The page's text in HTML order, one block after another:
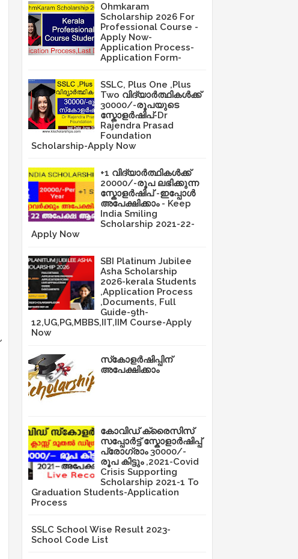
Ohmkaram
Scholarship 2026 For
Professional Course -
Apply Now-
Application Process-
Application Form-
SSLC, Plus One ,Plus
Two വിദ്യാർത്ഥികൾക്ക്
30000/-രൂപയുടെ
സ്കോളർഷിപ്-Dr
Rajendra Prasad
Foundation
Scholarship-Apply Now
+1 വിദ്യാർത്ഥികൾക്ക്
20000/-രൂപ ലഭിക്കുന്ന
സ്കോളർഷിപ് -ഇപ്പോൾ
അപേക്ഷിക്കാം - Keep
India Smiling
Scholarship 2021-22-
Apply Now
SBI Platinum Jubilee
Asha Scholarship
2026-kerala Students
,Application Process
,Documents, Full
Guide-9th-
12,UG,PG,MBBS,IIT,IIM Course-Apply
Now
സ്‌കോളർഷിപ്പിന്
അപേക്ഷിക്കാം
കോവിഡ് ക്രൈസിസ്
സപ്പോർട്ട് സ്കോളാർഷിപ്പ്
പ്രോഗ്രാം 30000/-
രൂപ കിട്ടും ,2021-Covid
Crisis Supporting
Scholarship 2021-1 To
Graduation Students-Application
Process
SSLC School Wise Result 2023-
School Code List